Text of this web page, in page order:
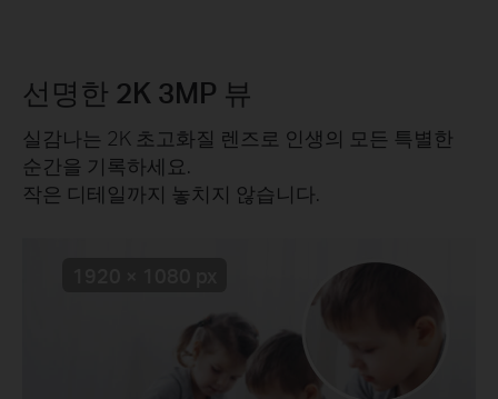
선명한 2K 3MP 뷰
실감나는 2K 초고화질 렌즈로 인생의 모든 특별한
순간을 기록하세요.
작은 디테일까지 놓치지 않습니다.